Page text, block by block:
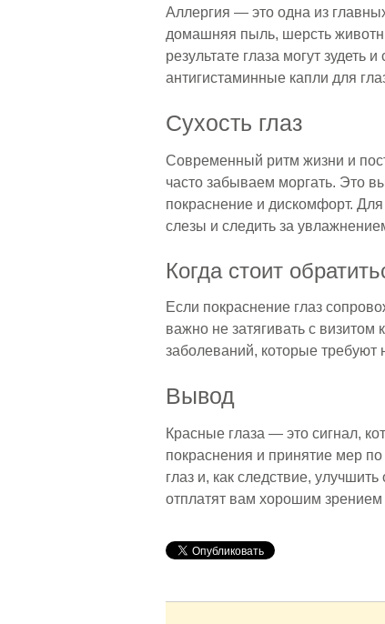
Аллергия — это одна из
домашняя пыль, шерсть
результате глаза могут зудеть
антигистаминные капли для
Сухость глаз
Современный ритм жизни и
часто забываем моргать. Это
покраснение и дискомфорт.
слезы и следить за
Когда стоит
Если покраснение глаз
важно не затягивать с визитом
заболеваний, которые требуют
Вывод
Красные глаза — это сигнал,
покраснения и принятие мер
глаз и, как следствие,
отплатят вам хорошим